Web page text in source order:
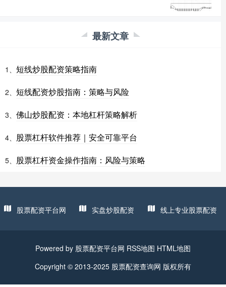
最新文章
1、 短线炒股配资策略指南
2、 短线配资炒股指南：策略与风险
3、 佛山炒股配资：本地杠杆策略解析
4、 股票杠杆软件推荐｜安全可靠平台
5、 股票杠杆资金操作指南：风险与策略
股票配资平台网 实盘炒股配资 线上专业股票配资
Powered by 股票配资平台网 RSS地图 HTML地图
Copyright © 2013-2025 股票配资查询网 版权所有